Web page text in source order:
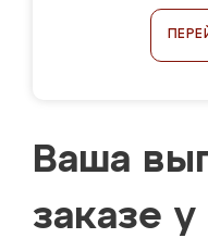
Ваша
заказе у